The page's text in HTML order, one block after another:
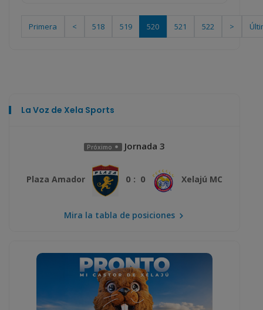
Primera < 518 519 520 521 522 >
La Voz de Xela Sports
Próximo Jornada 3
Plaza Amador 0 : 0 Xelajú MC
Mira la tabla de posiciones